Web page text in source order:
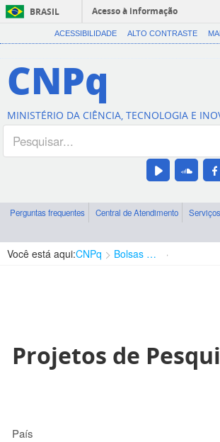
BRASIL
Acesso à informação
ACESSIBILIDADE ALTO CONTRASTE
CNPq
MINISTÉRIO DA CIÊNCIA, TECNOLOGIA E
Perguntas frequentes Central de Atendimento Serviços
Você está aqui:CNPq Bolsas e Auxílios Vigentes
Projetos de
País